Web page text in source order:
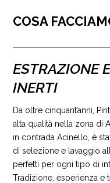
COSA
ESTRAZIONE
INERTI
Da oltre cinquant’anni,
alta qualità nella zona di
in contrada Acinello, è
di selezione e lavaggio
perfetti per ogni tipo di
Tradizione, esperienza e